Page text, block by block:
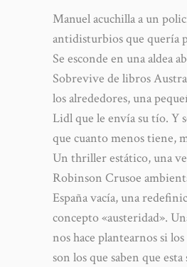
Manuel acuchilla a un
antidisturbios que quería
Se esconde en una aldea
Sobrevive de libros
los alrededores, una
Lidl que le envía su tío. Y
que cuanto menos tiene,
Un thriller estático, una
Robinson Crusoe
España vacía, una
concepto «austeridad».
nos hace plantearnos si
son los que saben que esta